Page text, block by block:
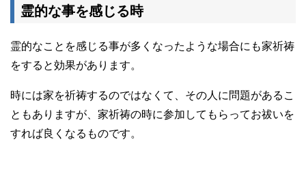
霊的な事を感じる時
霊的なことを感じる事が多くなったような場合にも家祈祷
をすると効果があります。
時には家を祈祷するのではなくて、その人に問題があるこ
ともありますが、家祈祷の時に参加してもらってお祓いを
すれば良くなるものです。